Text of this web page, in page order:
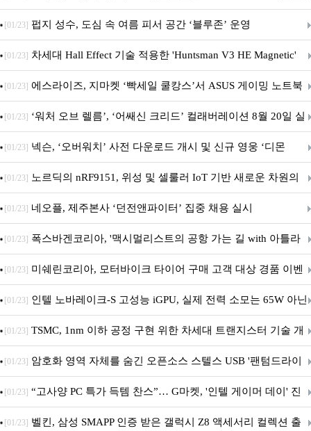
탑 프로모션 진행
[01/23] 펍지 성수, 도심 속 여름 피서 공간 ‘블루존’ 운영
[01/23] 차세대 Hall Effect 기술 적용한 'Huntsman V3 HE Magnetic'
시리즈 출시
[01/23] 에스라이즈, 지마켓 ‘빡세일 쿨캉스’서 ASUS 게이밍 노트북
특별 프로모션 진행
[01/23] ‘워처 오브 렐름’, ‘어쌔신 크리드’ 컬래버레이션 8월 20일 실
시
[01/23] 넥슨, ‘오버워치’ 사전 다운로드 개시 및 신규 영웅 ‘디몬
(D.Mon)’ 공개!
[01/23] 노르딕의 nRF9151, 위성 및 셀룰러 IoT 기반 새로운 차원의
커넥티드 기기 개발 지원
[01/23] 네오플, 제주본사 ‘던전앤파이터’ 집중 채용 실시
[01/23] 폭스바겐코리아, '맥시멀리스트의 공항 가는 길 with 아틀라
스' 이벤트 실시
[01/23] 미쉐린코리아, 모터바이크 타이어 구매 고객 대상 경품 이벤
트 진행
[01/23] 인텔 노바레이크-S 고성능 iGPU, 실제 전력 소모는 65W 아닌
40W?
[01/23] TSMC, 1nm 이하 공정 구현 위한 차세대 트랜지스터 기술 개
발
[01/23] 암호화 영역 자체를 숨긴 오픈소스 스텔스 USB '팬텀드라이
브' 공개
[01/23] “고사양 PC 특가 득템 찬스”… G마켓, '인텔 게이머 데이' 진
행
[01/23] 벨킨, 삼성 SMAPP 인증 받은 갤럭시 Z8 액세서리 컬렉션 출